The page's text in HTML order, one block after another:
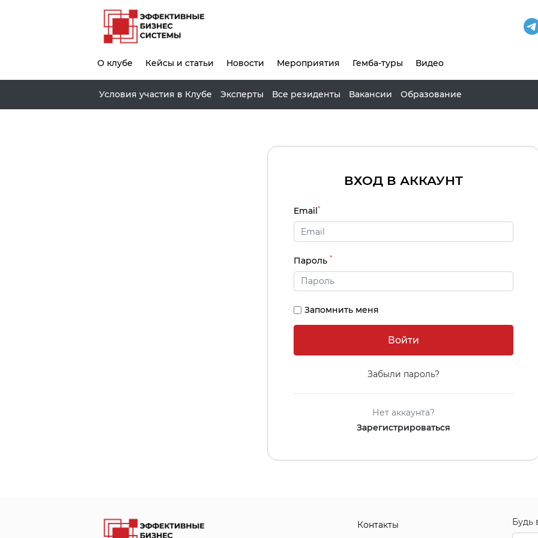
О клубе Кейсы и статьи Новости Мероприятия Гемба-туры Видео
Условия участия в Клубе Эксперты Все резиденты Вакансии Образование
ВХОД В АККАУНТ
Email*
Пароль*
Запомнить меня
Забыли пароль?
Нет аккаунта?
Зарегистрироваться
Контакты
Будь